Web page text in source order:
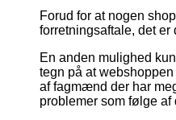
Forud for at nogen
forretningsaftale, det
En anden mulighed
tegn på at
af fagmænd der har
problemer som følge af